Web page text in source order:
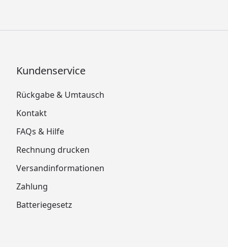
Kundenservice
Rückgabe & Umtausch
Kontakt
FAQs & Hilfe
Rechnung drucken
Versandinformationen
Zahlung
Batteriegesetz